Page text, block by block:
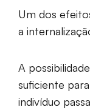
Um dos
a
A
suficiente
indivíduo